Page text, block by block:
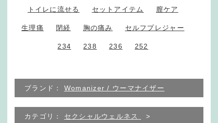
トイレに流せる セットアイテム 膣ケア
生理痛 閉経 胸の痛み セルフプレジャー
234 238 236 252
ブランド： Womanizer / ウーマナイザー
カテゴリ：
セクシャルウェルネス